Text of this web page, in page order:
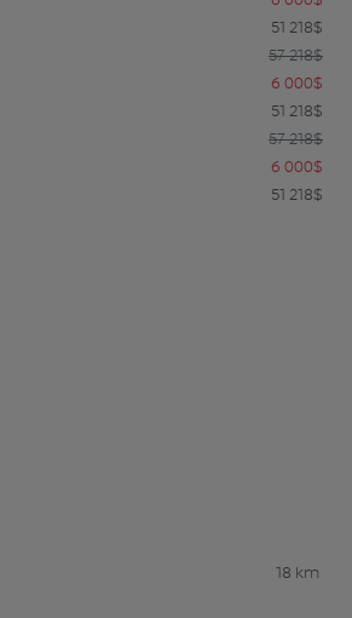
51 218$
57 218$
6 000$
51 218$
57 218$
6 000$
51 218$
18 km